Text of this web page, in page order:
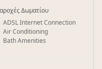
Δωματίου
ADSL Internet Connection
Air Conditioning
Bath Amenities